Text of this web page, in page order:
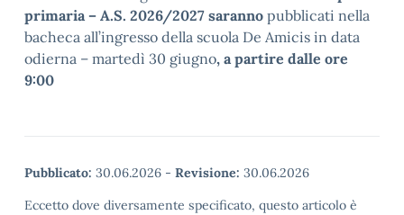
primaria – A.S. 2026/2027 saranno pubblicati nella
bacheca all’ingresso della scuola De Amicis in data
odierna – martedì 30 giugno, a partire dalle ore
9:00
Pubblicato: 30.06.2026 - Revisione: 30.06.2026
Eccetto dove diversamente specificato, questo articolo è